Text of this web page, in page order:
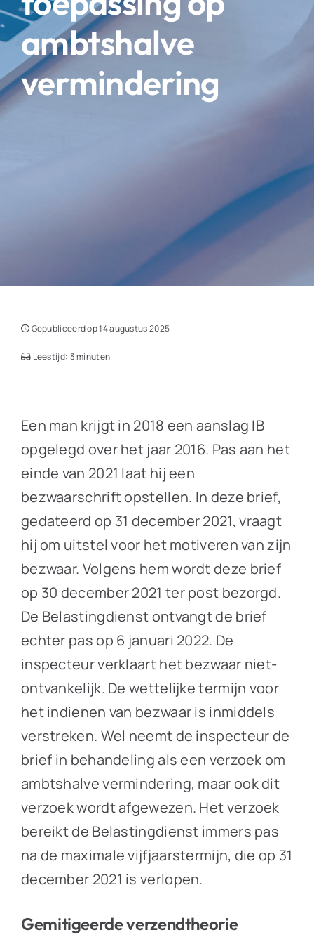
ambtshalve
vermindering
Gepubliceerd op 14 augustus 2025
Leestijd: 3 minuten
Een man krijgt in 2018 een aanslag IB
opgelegd over het jaar 2016. Pas aan het
einde van 2021 laat hij een
bezwaarschrift opstellen. In deze brief,
gedateerd op 31 december 2021, vraagt
hij om uitstel voor het motiveren van zijn
bezwaar. Volgens hem wordt deze brief
op 30 december 2021 ter post bezorgd.
De Belastingdienst ontvangt de brief
echter pas op 6 januari 2022. De
inspecteur verklaart het bezwaar niet-
ontvankelijk. De wettelijke termijn voor
het indienen van bezwaar is inmiddels
verstreken. Wel neemt de inspecteur de
brief in behandeling als een verzoek om
ambtshalve vermindering, maar ook dit
verzoek wordt afgewezen. Het verzoek
bereikt de Belastingdienst immers pas
na de maximale vijfjaarstermijn, die op 31
december 2021 is verlopen.
Gemitigeerde verzendtheorie